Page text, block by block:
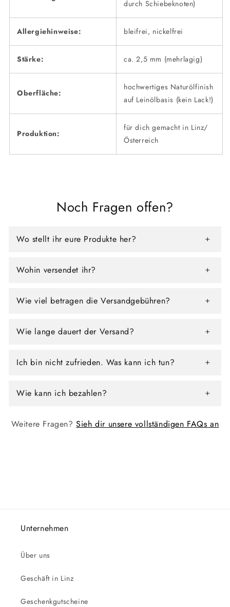
durch Schiebeknoten)
Allergiehinweise: bleifrei, nickelfrei
Stärke: ca. 2,5 mm (mehrlagig)
Oberfläche:
hochwertiges Naturölfinish
auf Leinölbasis (kein Lack!)
Produktion:
für dich gemacht in Linz/
Österreich
Noch Fragen offen?
Wo stellt ihr eure Produkte her?
Wohin versendet ihr?
Wie viel betragen die Versandgebühren?
Wie lange dauert der Versand?
Ich bin nicht zufrieden. Was kann ich tun?
Wie kann ich bezahlen?
Weitere Fragen?Sieh dir unsere vollständigen FAQs an
Unternehmen
Über uns
Geschäft in Linz
Geschenkgutscheine